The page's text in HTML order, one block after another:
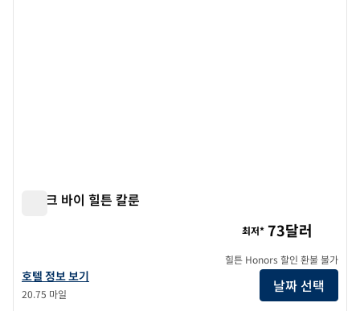
스파크 바이 힐튼 칼룬
Spark by 힐튼 Calhoun의 호텔 정보 보기
호텔 정보 보기
20.75 마일
최저* 73달러
힐튼 Honors 할인 환불 불가
날짜 선택